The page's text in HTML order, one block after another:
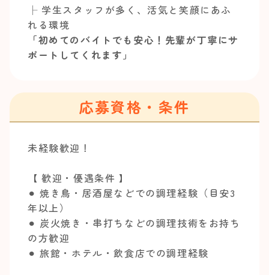
├ 学生スタッフが多く、活気と笑顔にあふ
れる環境
「初めてのバイトでも安心！先輩が丁寧にサ
ポートしてくれます」
応募資格・条件
未経験歓迎！
【 歓迎・優遇条件 】
⚫︎ 焼き鳥・居酒屋などでの調理経験（目安3
年以上）
⚫︎ 炭火焼き・串打ちなどの調理技術をお持ち
の方歓迎
⚫︎ 旅館・ホテル・飲食店での調理経験